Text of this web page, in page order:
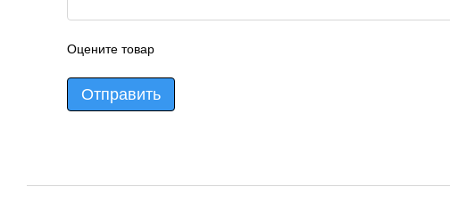
Оцените товар
Отправить